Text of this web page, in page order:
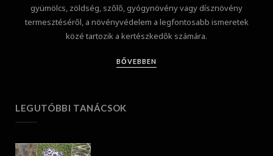
gyümölcs, zöldség, szőlő, gyógynövény vagy dísznövény
termesztéséről, a növényvédelem a legfontosabb ismeretek
közé tartozik a kertészkedők számára.
BŐVEBBEN
LEGUTÓBBI TANÁCSOK